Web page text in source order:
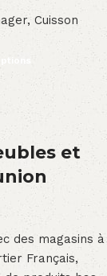
, Cuisson
et
des magasins à
Français,